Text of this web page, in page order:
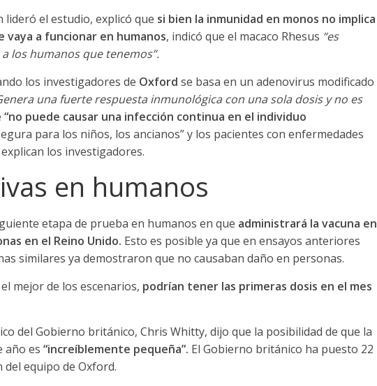
el estudio, explicó que si bien la inmunidad en monos no implica
vaya a funcionar en humanos, indicó que el macaco Rhesus “es
los humanos que tenemos”.
los investigadores de Oxford se basa en un adenovirus modificado
una fuerte respuesta inmunológica con una sola dosis y no es
“no puede causar una infección continua en el individuo
para los niños, los ancianos” y los pacientes con enfermedades
los investigadores.
en humanos
etapa de prueba en humanos en que administrará la vacuna en
en el Reino Unido. Esto es posible ya que en ensayos anteriores
similares ya demostraron que no causaban daño en personas.
mejor de los escenarios, podrían tener las primeras dosis en el mes
del Gobierno británico, Chris Whitty, dijo que la posibilidad de que la
año es “increíblemente pequeña”. El Gobierno británico ha puesto 22
equipo de Oxford.